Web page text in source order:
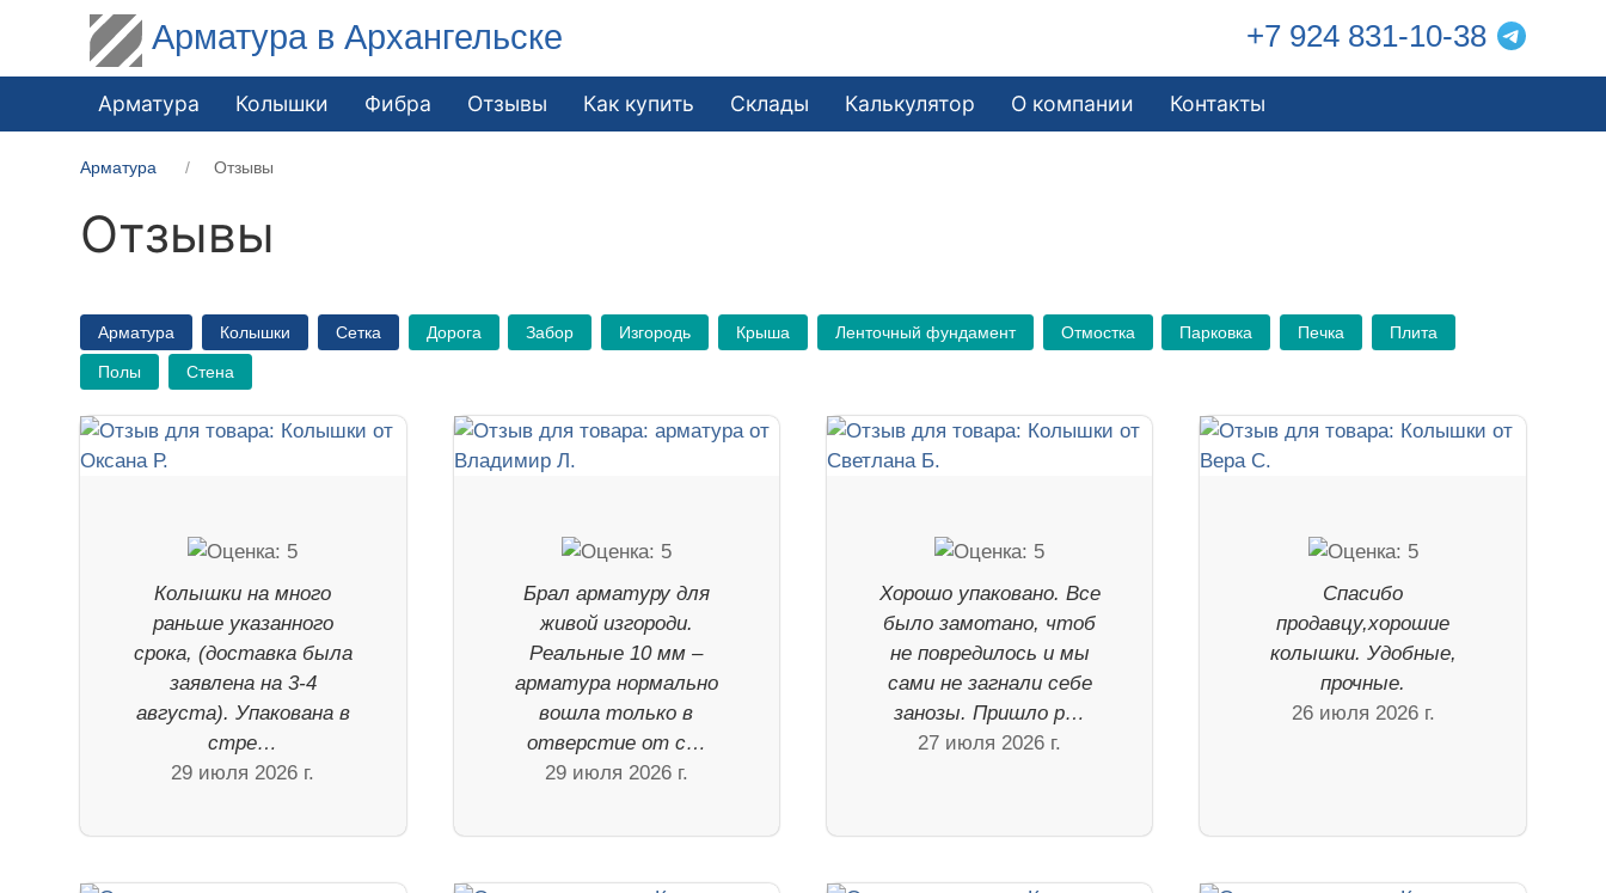
Арматура в Архангельске +7 924 831-10-38
Арматура Колышки Фибра Отзывы Как купить Склады Калькулятор О компании Контакты
Арматура Отзывы
Отзывы
Арматура Колышки Сетка Дорога Забор Изгородь Крыша Ленточный фундамент Отмостка Парковка Печка Плита
Полы Стена
Колышки на много
раньше указанного
срока, (доставка была
заявлена на 3-4
августа). Упакована в
стре…
29 июля 2026 г.
Брал арматуру для
живой изгороди.
Реальные 10 мм –
арматура нормально
вошла только в
отверстие от с…
29 июля 2026 г.
Хорошо упаковано. Все
было замотано, чтоб
не повредилось и мы
сами не загнали себе
занозы. Пришло р…
27 июля 2026 г.
Спасибо
продавцу,хорошие
колышки. Удобные,
прочные.
26 июля 2026 г.